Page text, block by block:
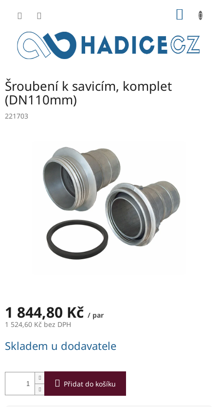
Šroubení k savicím, komplet
(DN110mm)
221703
1 844,80 Kč / par
1 524,60 Kč bez DPH
cena:
Skladem u dodavatele
Přidat do košíku